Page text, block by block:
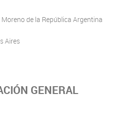
de la República Argentina
Aires
GENERAL